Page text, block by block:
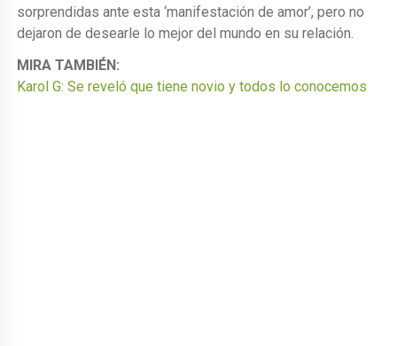
sorprendidas ante esta ‘manifestación de amor’, pero no
dejaron de desearle lo mejor del mundo en su relación.
MIRA TAMBIÉN:
Karol G: Se reveló que tiene novio y todos lo conocemos